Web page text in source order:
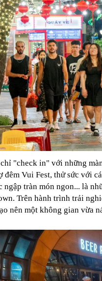
"check in" với những
đêm Vui Fest, thử sức với
ngập tràn món ngon... là
Trên hành trình trải
nên một không gian vừa